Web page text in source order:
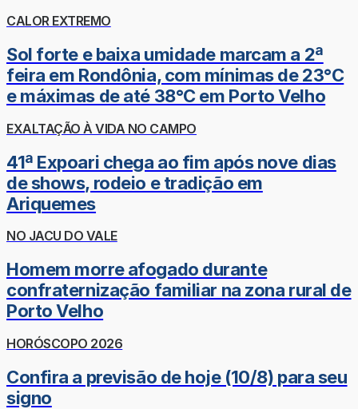
CALOR EXTREMO
Sol forte e baixa umidade marcam a 2ª
feira em Rondônia, com mínimas de 23°C
e máximas de até 38°C em Porto Velho
EXALTAÇÃO À VIDA NO CAMPO
41ª Expoari chega ao fim após nove dias
de shows, rodeio e tradição em
Ariquemes
NO JACU DO VALE
Homem morre afogado durante
confraternização familiar na zona rural de
Porto Velho
HORÓSCOPO 2026
Confira a previsão de hoje (10/8) para seu
signo